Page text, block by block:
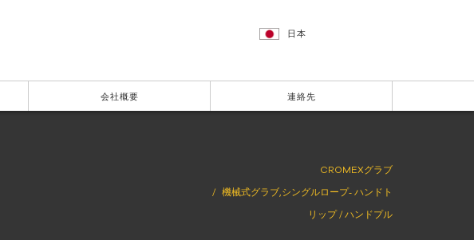
会社概要 連絡先
日本
CROMEXグラブ
機械式グラブ,シングルロープ‐ ハンドト
リップ / ハンドプル